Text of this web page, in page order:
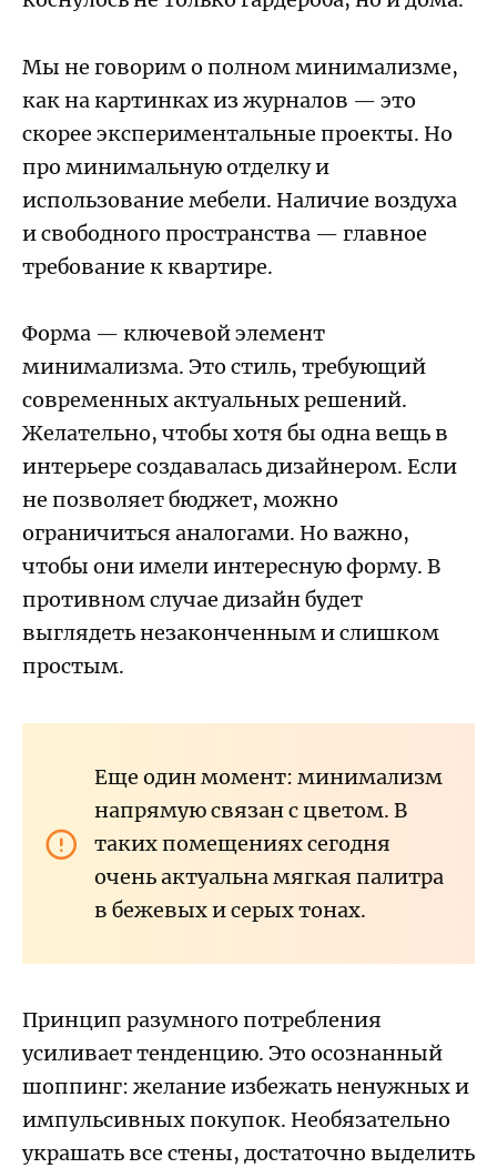
Мы не говорим о полном минимализме,
как на картинках из журналов — это
скорее экспериментальные проекты. Но
про минимальную отделку и
использование мебели. Наличие воздуха
и свободного пространства — главное
требование к квартире.
Форма — ключевой элемент
минимализма. Это стиль, требующий
современных актуальных решений.
Желательно, чтобы хотя бы одна вещь в
интерьере создавалась дизайнером. Если
не позволяет бюджет, можно
ограничиться аналогами. Но важно,
чтобы они имели интересную форму. В
противном случае дизайн будет
выглядеть незаконченным и слишком
простым.
Еще один момент: минимализм
напрямую связан с цветом. В
таких помещениях сегодня
очень актуальна мягкая палитра
в бежевых и серых тонах.
Принцип разумного потребления
усиливает тенденцию. Это осознанный
шоппинг: желание избежать ненужных и
импульсивных покупок. Необязательно
украшать все стены, достаточно выделить